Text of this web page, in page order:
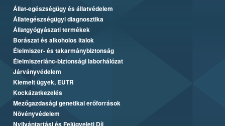
Állat-egészségügy és állatvédelem
Állategészségügyi diagnosztika
Állatgyógyászati termékek
Borászat és alkoholos italok
Élelmiszer- és takarmánybiztonság
Élelmiszerlánc-biztonsági laborhálózat
Járványvédelem
Kiemelt ügyek, EUTR
Kockázatkezelés
Mezőgazdasági genetikai erőforrások
Növényvédelem
Nyilvántartási és Felügyeleti Díj